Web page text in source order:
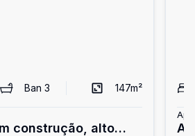
Ban3 147m²
construção, alto